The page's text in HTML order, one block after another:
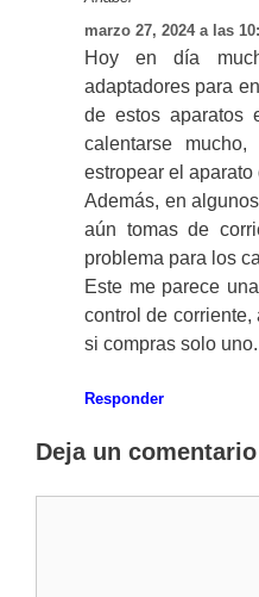
marzo 27, 2024 a las
Hoy en día
adaptadores para
de estos aparatos
calentarse
estropear el
Además, en
aún tomas de
problema para los
Este me parece
control de
si compras solo uno.
Responder
Deja un comentario